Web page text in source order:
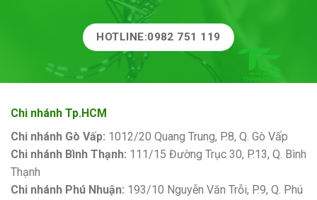
HOTLINE:0982 751 119
Chi nhánh Tp.HCM
Chi nhánh Gò Vấp: 1012/20 Quang Trung, P.8, Q. Gò Vấp
Chi nhánh Bình Thạnh: 111/15 Đường Trục 30, P.13, Q. Bình
Thạnh
Chi nhánh Phú Nhuận: 193/10 Nguyễn Văn Trỗi, P.9, Q. Phú